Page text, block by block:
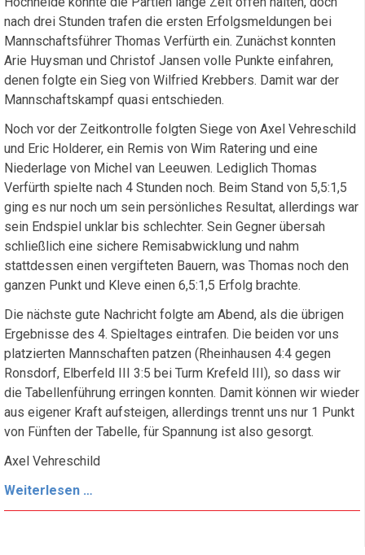
nach drei Stunden trafen die ersten Erfolgsmeldungen bei
Mannschaftsführer Thomas Verfürth ein. Zunächst konnten
Arie Huysman und Christof Jansen volle Punkte einfahren,
denen folgte ein Sieg von Wilfried Krebbers. Damit war der
Mannschaftskampf quasi entschieden.
Noch vor der Zeitkontrolle folgten Siege von Axel Vehreschild
und Eric Holderer, ein Remis von Wim Ratering und eine
Niederlage von Michel van Leeuwen. Lediglich Thomas
Verfürth spielte nach 4 Stunden noch. Beim Stand von 5,5:1,5
ging es nur noch um sein persönliches Resultat, allerdings war
sein Endspiel unklar bis schlechter. Sein Gegner übersah
schließlich eine sichere Remisabwicklung und nahm
stattdessen einen vergifteten Bauern, was Thomas noch den
ganzen Punkt und Kleve einen 6,5:1,5 Erfolg brachte.
Die nächste gute Nachricht folgte am Abend, als die übrigen
Ergebnisse des 4. Spieltages eintrafen. Die beiden vor uns
platzierten Mannschaften patzen (Rheinhausen 4:4 gegen
Ronsdorf, Elberfeld III 3:5 bei Turm Krefeld III), so dass wir
die Tabellenführung erringen konnten. Damit können wir wieder
aus eigener Kraft aufsteigen, allerdings trennt uns nur 1 Punkt
von Fünften der Tabelle, für Spannung ist also gesorgt.
Axel Vehreschild
Weiterlesen …
1.